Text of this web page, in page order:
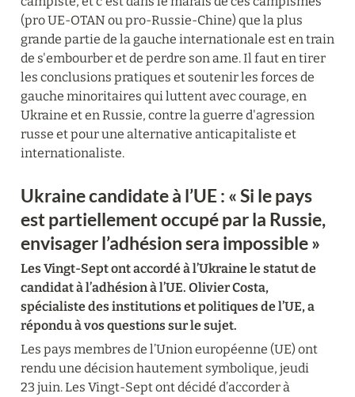
(pro UE-OTAN ou pro-Russie-Chine) que la plus
grande partie de la gauche internationale est en train
de s'embourber et de perdre son ame. Il faut en tirer
les conclusions pratiques et soutenir les forces de
gauche minoritaires qui luttent avec courage, en
Ukraine et en Russie, contre la guerre d'agression
russe et pour une alternative anticapitaliste et
internationaliste.
Ukraine candidate à l’UE : « Si le pays
est partiellement occupé par la Russie,
envisager l’adhésion sera impossible »
Les Vingt-Sept ont accordé à l’Ukraine le statut de
candidat à l’adhésion à l’UE. Olivier Costa,
spécialiste des institutions et politiques de l’UE, a
répondu à vos questions sur le sujet.
Les pays membres de l’Union européenne (UE) ont
rendu une décision hautement symbolique, jeudi
23 juin. Les Vingt-Sept ont décidé d’accorder à